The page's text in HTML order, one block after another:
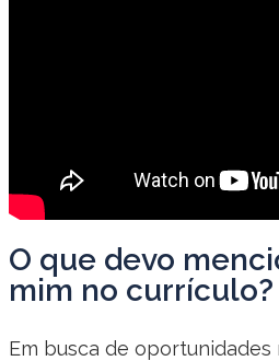
O que devo
mim no currículo?
Em busca de oportunidades